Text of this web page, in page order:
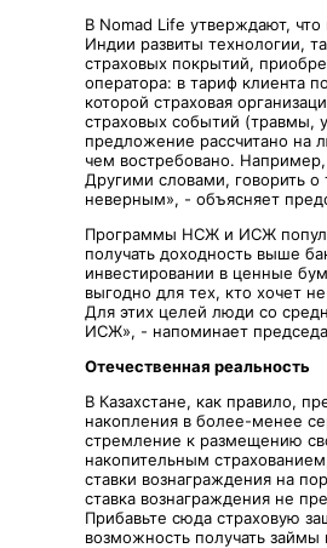
В Nomad Life утверждают,
Индии развиты технологии,
страховых покрытий,
оператора: в тариф клиента
которой страховая
страховых событий (травмы,
предложение рассчитано на
чем востребовано.
Другими словами, говорить о
неверным», - объясняет
Программы НСЖ и ИСЖ
получать доходность выше
инвестировании в ценные
выгодно для тех, кто хочет
Для этих целей люди со
ИСЖ», - напоминает
Отечественная реальность
В Казахстане, как правило,
накопления в более-менее
стремление к размещению
накопительным
ставки вознаграждения на
ставка вознаграждения не
Прибавьте сюда страховую
возможность получать займы